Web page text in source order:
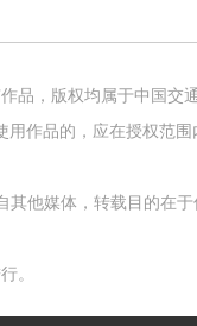
品，版权均属于中国交
作品的，应在授权范
他媒体，转载目的在
。